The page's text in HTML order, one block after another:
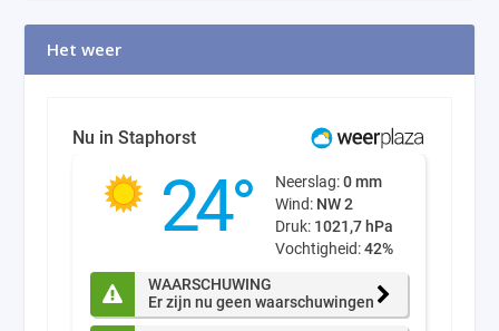
Het weer